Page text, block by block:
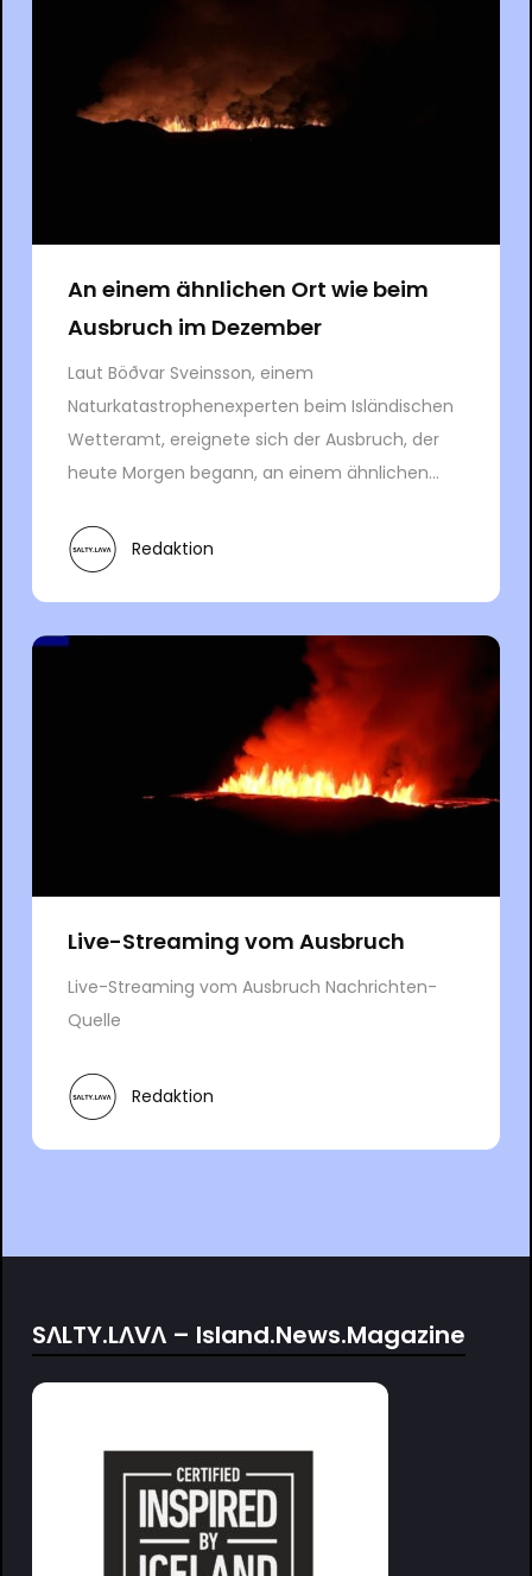
An einem ähnlichen Ort wie beim
Ausbruch im Dezember
Laut Böðvar Sveinsson, einem
Naturkatastrophenexperten beim Isländischen
Wetteramt, ereignete sich der Ausbruch, der
heute Morgen begann, an einem ähnlichen...
Redaktion
Live-Streaming vom Ausbruch
Live-Streaming vom Ausbruch Nachrichten-
Quelle
Redaktion
SΛLTY.LΛVΛ – Island.News.Magazine